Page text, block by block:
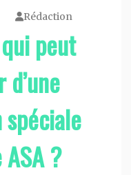
Rédaction
peut
ASA ?